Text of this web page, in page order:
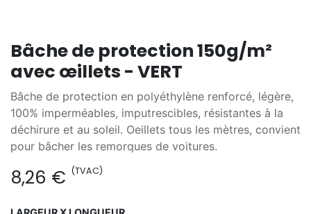
Bâche de protection 150g/m²
avec œillets - VERT
Bâche de protection en polyéthylène renforcé, légère,
100% imperméables, imputrescibles, résistantes à la
déchirure et au soleil. Oeillets tous les mètres, convient
pour bâcher les remorques de voitures.
8,26 € (TVAC)